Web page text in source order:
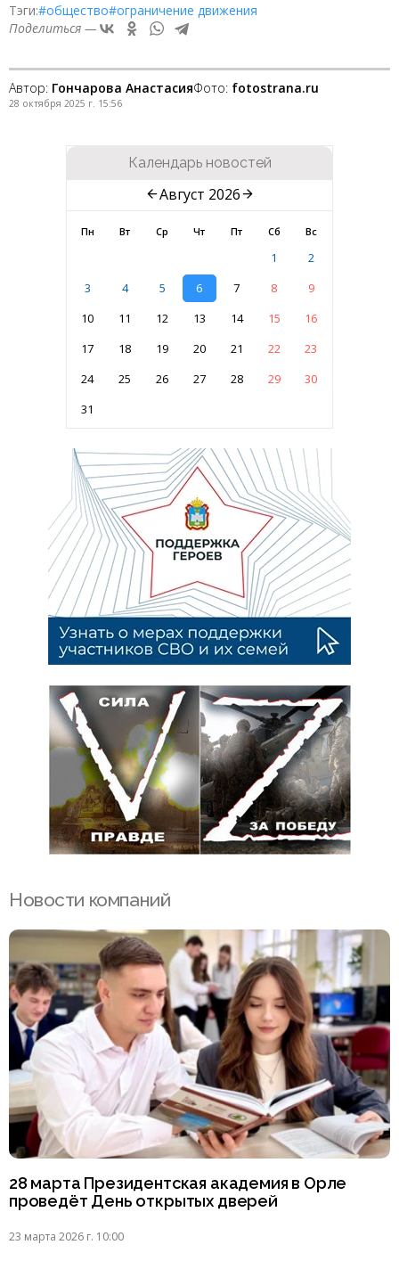
Тэги:#общество#ограничение движения
Поделиться —
Автор: Гончарова АнастасияФото: fotostrana.ru
28 октября 2025 г. 15:56
Календарь новостей
Август 2026
Пн Вт Ср Чт Пт Сб Вс
1
2
3
4 5 6 7 8
9
10
11 12 13 14 15
16
17
18 19 20 21 22
23
24
25 26 27 28 29
30
31
Новости компаний
28 марта Президентская академия в Орле
проведёт День открытых дверей
23 марта 2026 г. 10:00